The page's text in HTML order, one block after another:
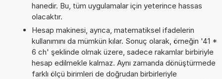
hanedir. Bu, tüm uygulamalar için yeterince hassas
olacaktır.
Hesap makinesi, ayrıca, matematiksel ifadelerin
kullanımını da mümkün kılar. Sonuç olarak, örneğin '41 *
6 ch' şeklinde olmak üzere, sadece rakamlar birbiriyle
hesap edilmekle kalmaz. Aynı zamanda dönüştürmede
farklı ölçü birimleri de doğrudan birbirleriyle